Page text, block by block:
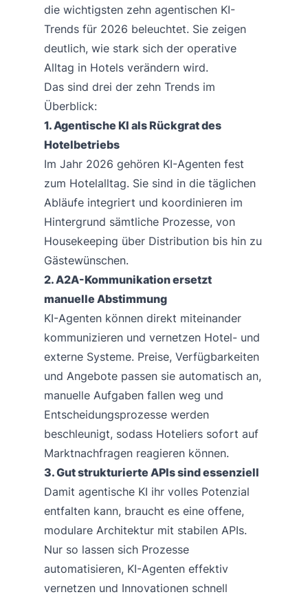
die wichtigsten zehn agentischen KI-
Trends für 2026 beleuchtet. Sie zeigen
deutlich, wie stark sich der operative
Alltag in Hotels verändern wird.
Das sind drei der zehn Trends im
Überblick:
1. Agentische KI als Rückgrat des
Hotelbetriebs
Im Jahr 2026 gehören KI-Agenten fest
zum Hotelalltag. Sie sind in die täglichen
Abläufe integriert und koordinieren im
Hintergrund sämtliche Prozesse, von
Housekeeping über Distribution bis hin zu
Gästewünschen.
2. A2A-Kommunikation ersetzt
manuelle Abstimmung
KI-Agenten können direkt miteinander
kommunizieren und vernetzen Hotel- und
externe Systeme. Preise, Verfügbarkeiten
und Angebote passen sie automatisch an,
manuelle Aufgaben fallen weg und
Entscheidungsprozesse werden
beschleunigt, sodass Hoteliers sofort auf
Marktnachfragen reagieren können.
3. Gut strukturierte APIs sind essenziell
Damit agentische KI ihr volles Potenzial
entfalten kann, braucht es eine offene,
modulare Architektur mit stabilen APIs.
Nur so lassen sich Prozesse
automatisieren, KI-Agenten effektiv
vernetzen und Innovationen schnell